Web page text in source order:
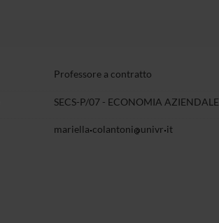
Professore a contratto
SECS-P/07 - ECONOMIA AZIENDALE
mariella colantoni univr it